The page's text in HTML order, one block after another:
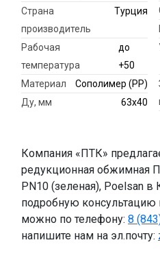
Страна
производитель
Турция
Рабочая
температура
до
+50
Материал
Сополимер (РР)
Ду, мм
63х40
Компания «ПТК»
редукционная обжимная
PN10 (зеленая), Poelsan в
подробную консультацию
можно по телефону: 8
напишите нам на эл.почту: